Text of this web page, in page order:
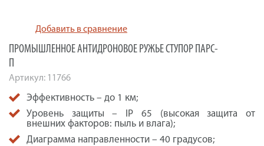
Добавить в сравнение
ПРОМЫШЛЕННОЕ АНТИДРОНОВОЕ РУЖЬЕ СТУПОР ПАРС-
П
Артикул: 11766
Эффективность – до 1 км;
Уровень защиты – IP 65 (высокая защита от
внешних факторов: пыль и влага);
Диаграмма направленности – 40 градусов;